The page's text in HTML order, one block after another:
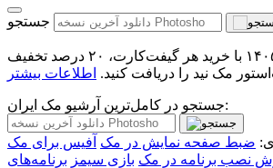
جستجو
تا تاریخ ۳۰ مرداد ۱۴۰۵ با خرید هر گیفت‌کارت، ۲۰ درصد تخفیف
مک نید را دریافت کنید. اطلاعات بیشتر
جستجو در کامل‌ترین آرشیو مک ایران:
ضبط صفحه نمایش در مک آفیس برای مک
نصب برنامه در مک بازی سیمز